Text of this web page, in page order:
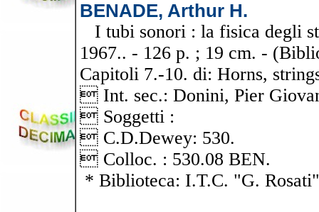
BENADE, Arthur H.
I tubi sonori : la fisica degli
1967.. - 126 p. ; 19 cm. -
Capitoli 7.-10. di: Horns,
 Int. sec.: Donini, Pier
 Soggetti :
 C.D.Dewey: 530.
 Colloc. : 530.08 BEN.
* Biblioteca: I.T.C. "G. Rosati"